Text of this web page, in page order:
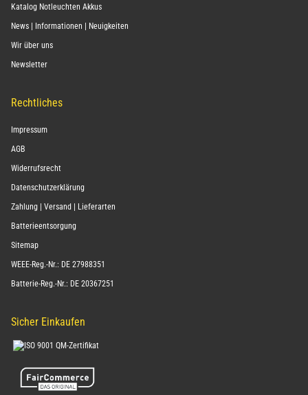
Katalog Notleuchten Akkus
News | Informationen | Neuigkeiten
Wir über uns
Newsletter
Rechtliches
Impressum
AGB
Widerrufsrecht
Datenschutzerklärung
Zahlung | Versand | Lieferarten
Batterieentsorgung
Sitemap
WEEE-Reg.-Nr.: DE 27988351
Batterie-Reg.-Nr.: DE 20367251
Sicher Einkaufen